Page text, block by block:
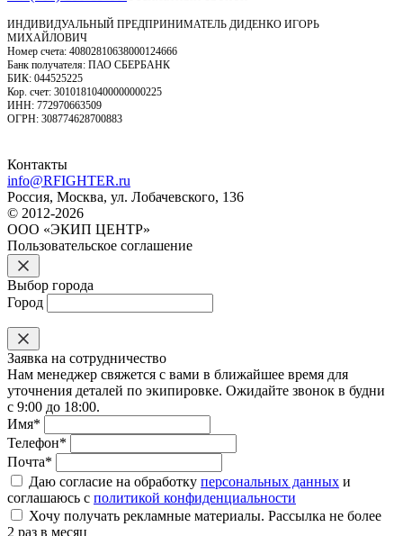
ИНДИВИДУАЛЬНЫЙ ПРЕДПРИНИМАТЕЛЬ ДИДЕНКО ИГОРЬ
МИХАЙЛОВИЧ
Номер счета: 40802810638000124666
Банк получателя: ПАО СБЕРБАНК
БИК: 044525225
Кор. счет: 30101810400000000225
ИНН: 772970663509
ОГРН: 308774628700883
Контакты
info@RFIGHTER.ru
Россия, Москва, ул. Лобачевского, 136
© 2012-2026
ООО «ЭКИП ЦЕНТР»
Пользовательское соглашение
Выбор города
Город
Заявка на сотрудничество
Нам менеджер свяжется с вами в ближайшее время для
уточнения деталей по экипировке. Ожидайте звонок в будни
с 9:00 до 18:00.
Имя*
Телефон*
Почта*
Даю согласие на обработку персональных данных и
соглашаюсь с политикой конфиденциальности
Хочу получать рекламные материалы. Рассылка не более
2 раз в месяц